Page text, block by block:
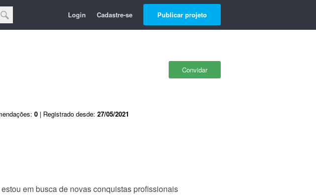
Login Cadastre-se Publicar projeto
Convidar
0 | Registrado desde: 27/05/2021
em busca de novas conquistas profissionais